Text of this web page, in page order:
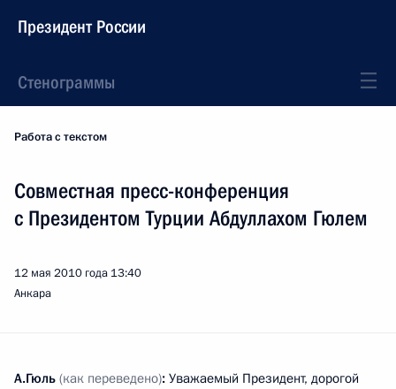
Президент России
Стенограммы
Работа с текстом
Совместная пресс-конференция
с Президентом Турции Абдуллахом Гюлем
12 мая 2010 года 13:40
Анкара
А.Гюль (как переведено): Уважаемый Президент, дорогой